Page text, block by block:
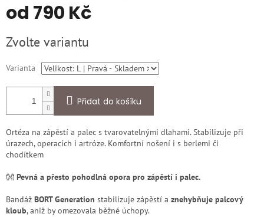
od 790 Kč
cena:
Zvolte variantu
Varianta
Přidat do košíku
Ortéza na zápěstí a palec s tvarovatelnými dlahami. Stabilizuje při
úrazech, operacích i artróze. Komfortní nošení i s berlemi či
chodítkem
👐 Pevná a přesto pohodlná opora pro zápěstí i palec.
Bandáž BORT Generation stabilizuje zápěstí a znehybňuje palcový
kloub, aniž by omezovala běžné úchopy.